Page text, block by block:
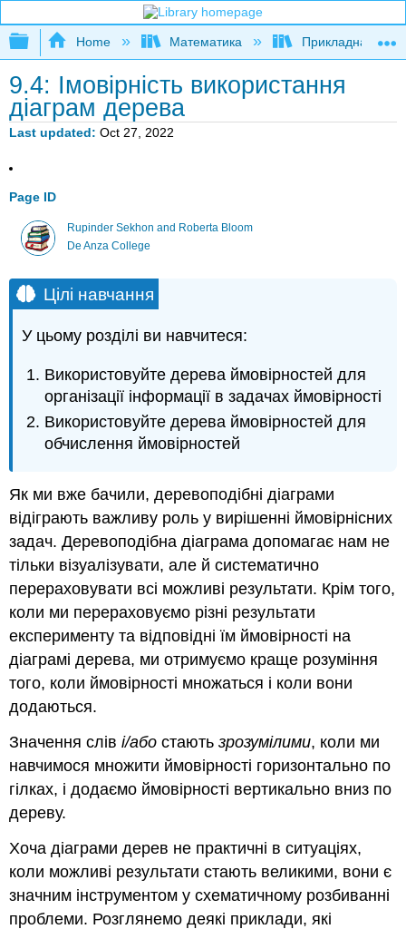
Expand/collapse global hierarchy
Home Математика Прикладна
9.4: Імовірність використання
діаграм дерева
Last updated Oct 27, 2022
Page ID
Rupinder Sekhon and Roberta Bloom
De Anza College
Цілі навчання
У цьому розділі ви навчитеся:
Використовуйте дерева ймовірностей для
організації інформації в задачах ймовірності
Використовуйте дерева ймовірностей для
обчислення ймовірностей
Як ми вже бачили, деревоподібні діаграми
відіграють важливу роль у вирішенні ймовірнісних
задач. Деревоподібна діаграма допомагає нам не
тільки візуалізувати, але й систематично
перераховувати всі можливі результати. Крім того,
коли ми перераховуємо різні результати
експерименту та відповідні їм ймовірності на
діаграмі дерева, ми отримуємо краще розуміння
того, коли ймовірності множаться і коли вони
додаються.
Значення сліві/або стаютьзрозумілими, коли ми
навчимося множити ймовірності горизонтально по
гілках, і додаємо ймовірності вертикально вниз по
дереву.
Хоча діаграми дерев не практичні в ситуаціях,
коли можливі результати стають великими, вони є
значним інструментом у схематичному розбиванні
проблеми. Розглянемо деякі приклади, які